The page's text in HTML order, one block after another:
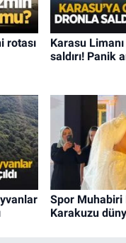
rotası
Karasu
saldırı! Panik
Spor Muhabiri
Karakuzu